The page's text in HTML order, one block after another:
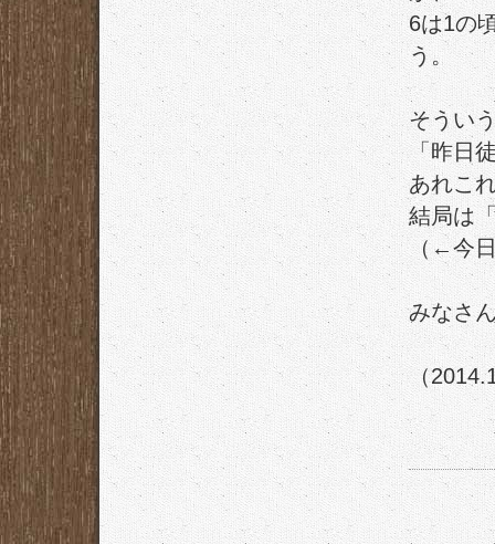
6は1の
う。
そうい
「昨日
あれこ
結局は
（←今
みなさ
（